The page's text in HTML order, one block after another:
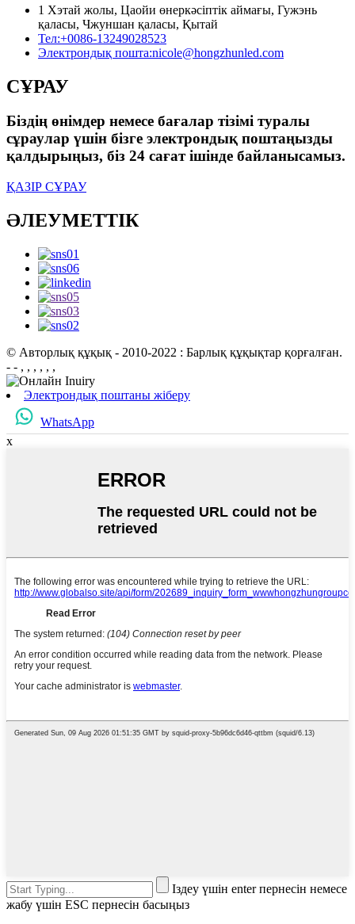
1 Хэтай жолы, Цаойи өнеркәсіптік аймағы, Гужэнь
қаласы, Чжуншан қаласы, Қытай
Тел:+0086-13249028523
Электрондық пошта:nicole@hongzhunled.com
СҰРАУ
Біздің өнімдер немесе бағалар тізімі туралы
сұраулар үшін бізге электрондық поштаңызды
қалдырыңыз, біз 24 сағат ішінде байланысамыз.
ҚАЗІР СҰРАУ
ӘЛЕУМЕТТІК
© Авторлық құқық - 2010-2022 : Барлық құқықтар қорғалған.
- - , , , , , ,
Электрондық поштаны жіберу
WhatsApp
x
Іздеу үшін enter пернесін немесе
жабу үшін ESC пернесін басыңыз